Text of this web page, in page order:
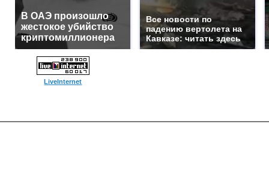
В ОАЭ произошло
жестокое убийство
криптомиллионера
Все новости по
падению вертолета на
Кавказе: читать здесь
LiveInternet